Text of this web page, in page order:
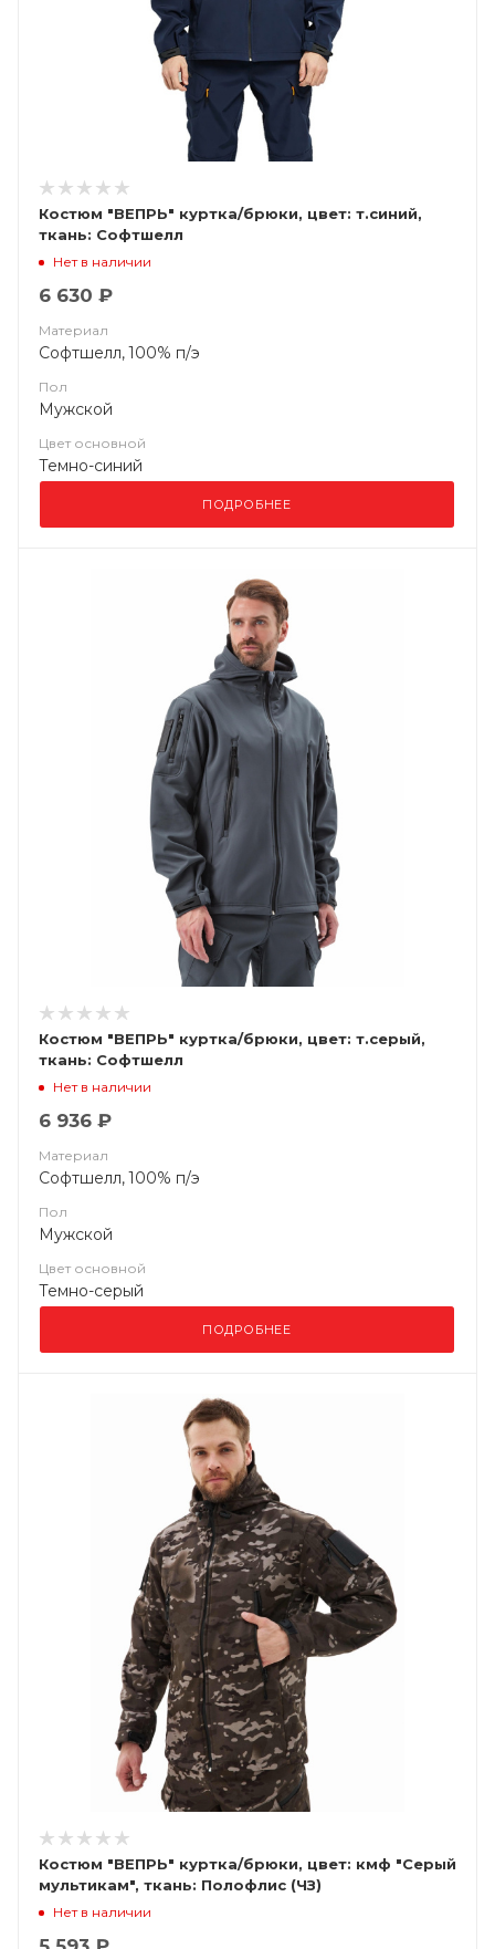
Костюм "ВЕПРЬ" куртка/брюки, цвет: т.синий,
ткань: Софтшелл
Нет в наличии
6 630 ₽
Материал
Софтшелл, 100% п/э
Пол
Мужской
Цвет основной
Темно-синий
ПОДРОБНЕЕ
Костюм "ВЕПРЬ" куртка/брюки, цвет: т.серый,
ткань: Софтшелл
Нет в наличии
6 936 ₽
Материал
Софтшелл, 100% п/э
Пол
Мужской
Цвет основной
Темно-серый
ПОДРОБНЕЕ
Костюм "ВЕПРЬ" куртка/брюки, цвет: кмф "Серый
мультикам", ткань: Полофлис (ЧЗ)
Нет в наличии